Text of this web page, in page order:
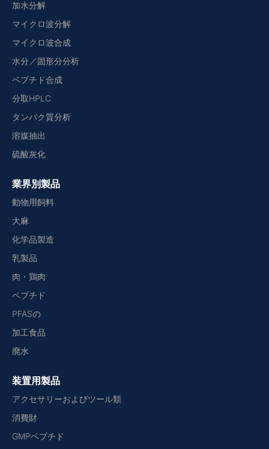
加水分解
マイクロ波分解
マイクロ波合成
水分／固形分分析
ペプチド合成
分取HPLC
タンパク質分析
溶媒抽出
硫酸灰化
業界別製品
動物用飼料
大麻
化学品製造
乳製品
肉・鶏肉
ペプチド
PFASの
加工食品
廃水
装置用製品
アクセサリーおよびツール類
消費財
GMPペプチド